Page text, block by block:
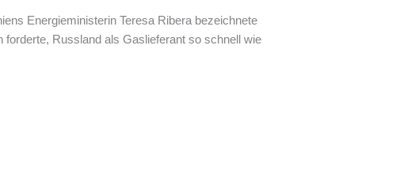
Energieministerin Teresa Ribera bezeichnete
Russland als Gaslieferant so schnell wie